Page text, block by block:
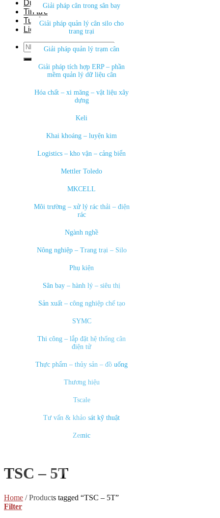
Dự án
Tin tức
Tuyển dụng
Liên hệ
Search
for:
Giải pháp cân trong sân bay
Giải pháp quản lý cân silo cho
trang trại
Giải pháp quản lý trạm cân
Giải pháp tích hợp ERP – phần
mềm quản lý dữ liệu cân
Hóa chất – xi măng – vật liệu xây
dựng
Keli
Khai khoáng – luyện kim
Logistics – kho vận – cảng biển
Mettler Toledo
MKCELL
Môi trường – xử lý rác thải – điện
rác
Ngành nghề
Nông nghiệp – Trang trại – Silo
Phụ kiện
Sân bay – hành lý – siêu thị
Sản xuất – công nghiệp chế tạo
SYMC
Thi công – lắp đặt hệ thống cân
điện tử
Thực phẩm – thủy sản – đồ uống
Thương hiệu
Tscale
Tư vấn & khảo sát kỹ thuật
Zemic
TSC – 5T
Home /Products tagged “TSC – 5T”
Filter